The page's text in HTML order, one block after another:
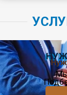
Мы